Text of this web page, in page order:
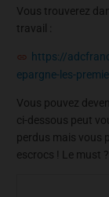
Vous trouverez
travail :
https://
epargne-les-
Vous pouvez
ci-dessous peut
perdus mais vous
escrocs ! Le must